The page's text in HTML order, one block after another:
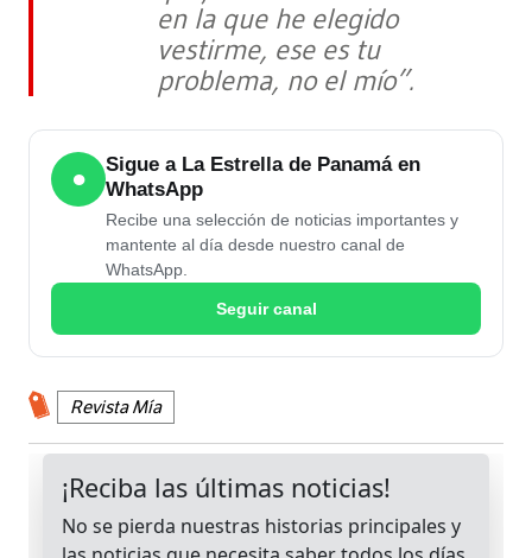
en la que he elegido
vestirme, ese es tu
problema, no el mío”.
●
Sigue a La Estrella de Panamá en
WhatsApp
Recibe una selección de noticias importantes y
mantente al día desde nuestro canal de
WhatsApp.
Seguir canal
Revista Mía